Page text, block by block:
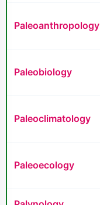
Paleoanthropology
Paleobiology
Paleoclimatology
Paleoecology